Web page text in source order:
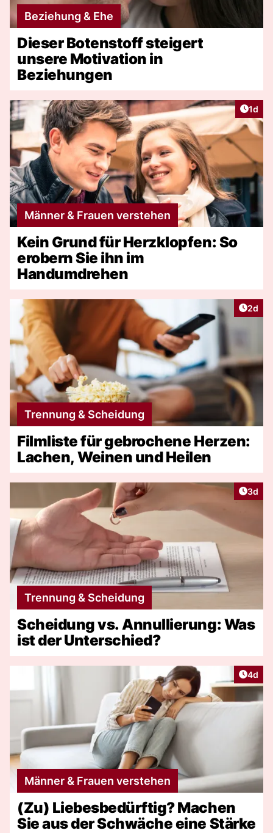
Beziehung & Ehe
Dieser Botenstoff steigert
unsere Motivation in
Beziehungen
1d
Männer & Frauen verstehen
Kein Grund für Herzklopfen: So
erobern Sie ihn im
Handumdrehen
2d
Trennung & Scheidung
Filmliste für gebrochene Herzen:
Lachen, Weinen und Heilen
3d
Trennung & Scheidung
Scheidung vs. Annullierung: Was
ist der Unterschied?
4d
Männer & Frauen verstehen
(Zu) Liebesbedürftig? Machen
Sie aus der Schwäche eine Stärke